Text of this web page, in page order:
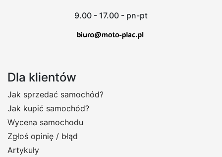
9.00 - 17.00 - pn-pt
Dla klientów
Jak sprzedać samochód?
Jak kupić samochód?
Wycena samochodu
Zgłoś opinię / błąd
Artykuły